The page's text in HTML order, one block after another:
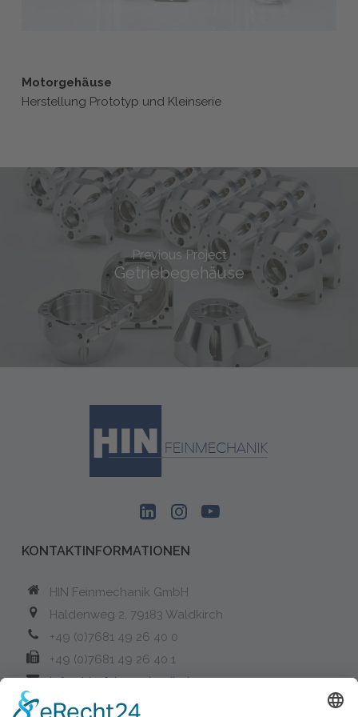
Motorgehäuse
Herstellung Prototyp und Kleinserie
Previous Project
Getriebegehäuse
KONTAKTINFORMATIONEN
HIN Feinmechanik GmbH
Haldenweg 2, 79183 Waldkirch
+49 (0)7681 49 26 40 0
+49 (0)7681 49 26 40 1
info@hin-feinmechanik.de